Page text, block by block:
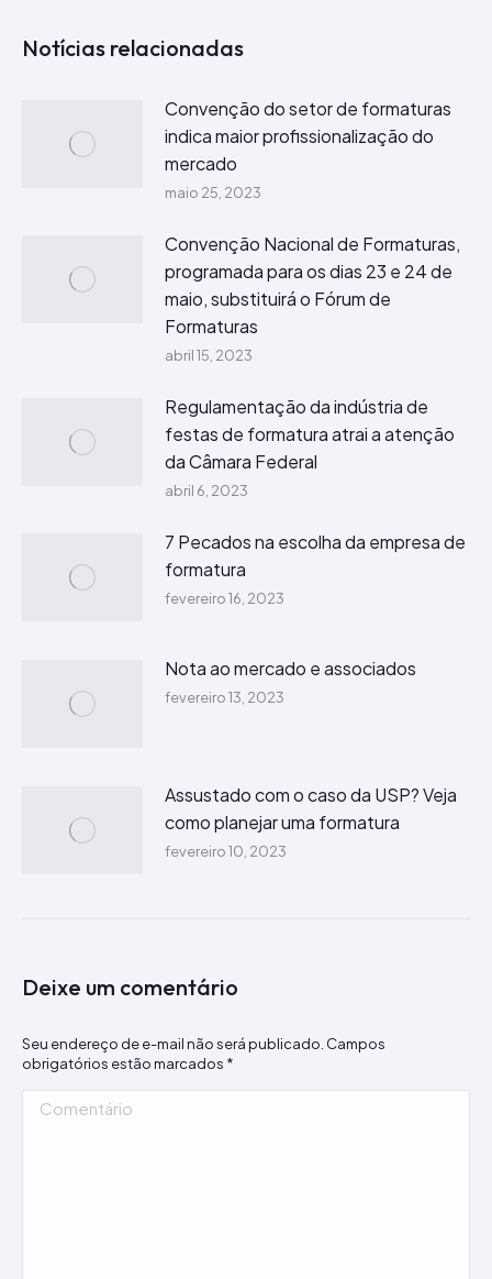
Notícias relacionadas
Convenção do setor de formaturas
indica maior profissionalização do
mercado
maio 25, 2023
Convenção Nacional de Formaturas,
programada para os dias 23 e 24 de
maio, substituirá o Fórum de
Formaturas
abril 15, 2023
Regulamentação da indústria de
festas de formatura atrai a atenção
da Câmara Federal
abril 6, 2023
7 Pecados na escolha da empresa de
formatura
fevereiro 16, 2023
Nota ao mercado e associados
fevereiro 13, 2023
Assustado com o caso da USP? Veja
como planejar uma formatura
fevereiro 10, 2023
Deixe um comentário
Seu endereço de e-mail não será publicado. Campos
obrigatórios estão marcados *
Comentário